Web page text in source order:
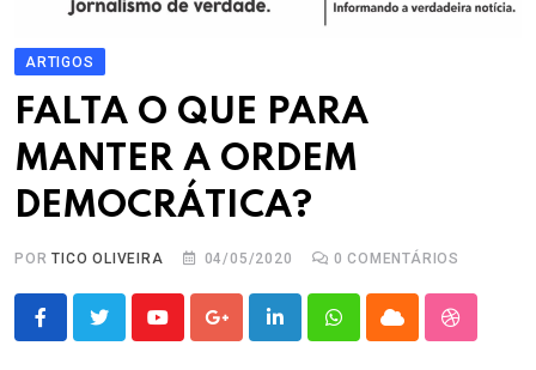
ARTIGOS
FALTA O QUE PARA
MANTER A ORDEM
DEMOCRÁTICA?
PORTICO OLIVEIRA 04/05/2020 0 COMENTÁRIOS
YoutubeGoogle+LinkedInWhatsappCloud